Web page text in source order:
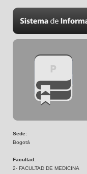
Sede:
Bogotá
Facultad:
2- FACULTAD DE MEDICINA